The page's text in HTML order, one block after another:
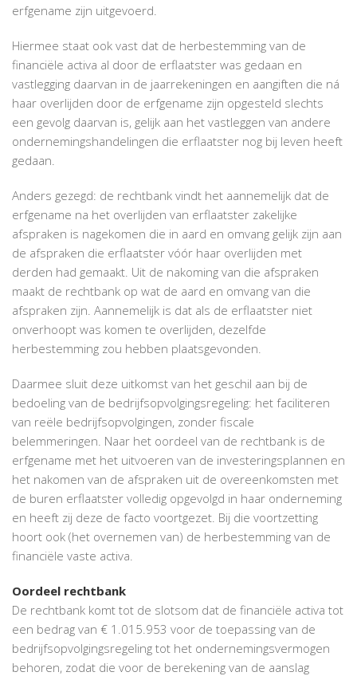
erfgename zijn uitgevoerd.
Hiermee staat ook vast dat de herbestemming van de
financiële activa al door de erflaatster was gedaan en
vastlegging daarvan in de jaarrekeningen en aangiften die ná
haar overlijden door de erfgename zijn opgesteld slechts
een gevolg daarvan is, gelijk aan het vastleggen van andere
ondernemingshandelingen die erflaatster nog bij leven heeft
gedaan.
Anders gezegd: de rechtbank vindt het aannemelijk dat de
erfgename na het overlijden van erflaatster zakelijke
afspraken is nagekomen die in aard en omvang gelijk zijn aan
de afspraken die erflaatster vóór haar overlijden met
derden had gemaakt. Uit de nakoming van die afspraken
maakt de rechtbank op wat de aard en omvang van die
afspraken zijn. Aannemelijk is dat als de erflaatster niet
onverhoopt was komen te overlijden, dezelfde
herbestemming zou hebben plaatsgevonden.
Daarmee sluit deze uitkomst van het geschil aan bij de
bedoeling van de bedrijfsopvolgingsregeling: het faciliteren
van reële bedrijfsopvolgingen, zonder fiscale
belemmeringen. Naar het oordeel van de rechtbank is de
erfgename met het uitvoeren van de investeringsplannen en
het nakomen van de afspraken uit de overeenkomsten met
de buren erflaatster volledig opgevolgd in haar onderneming
en heeft zij deze de facto voortgezet. Bij die voortzetting
hoort ook (het overnemen van) de herbestemming van de
financiële vaste activa.
Oordeel rechtbank
De rechtbank komt tot de slotsom dat de financiële activa tot
een bedrag van € 1.015.953 voor de toepassing van de
bedrijfsopvolgingsregeling tot het ondernemingsvermogen
behoren, zodat die voor de berekening van de aanslag